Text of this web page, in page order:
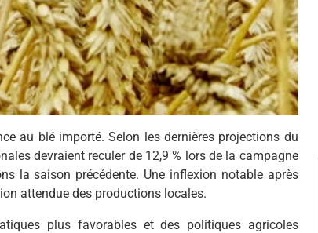
au blé importé. Selon les dernières projections du
devraient reculer de 12,9 % lors de la campagne
la saison précédente. Une inflexion notable après
attendue des productions locales.
plus favorables et des politiques agricoles